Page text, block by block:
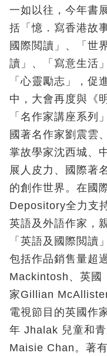
一如以往，今年書
括「憶．寫香港故
國際閲讀」、「世
讀」、「寫意生活
「心靈勵志」，促
中，大會再度與《
「名作家講座系列
國著名作家劉震雲
掌故學家沈西城、
展人皮力、國際著
的創作世界。在國
Depository全力支
英語及外語作家，
「英語及國際閲讀
包括作品銷售量超
Mackintosh、英國
家Gillian
電視節目的英國作
年 Jhalak 兒童和
Maisie Chan。著